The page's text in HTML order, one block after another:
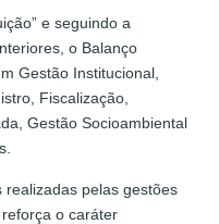
e seguindo a
o Balanço
Gestão Institucional,
Fiscalização,
Gestão Socioambiental
pelas gestões
o caráter